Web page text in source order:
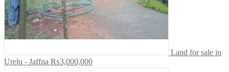
Land for sale in
Urelu - Jaffna ₨3,000,000